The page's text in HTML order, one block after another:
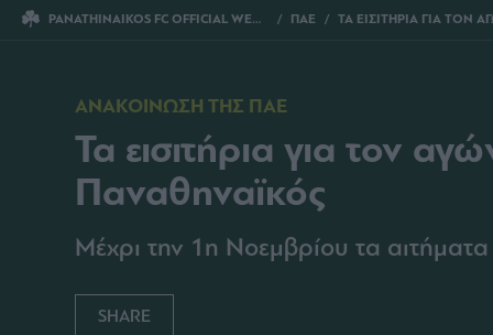
PANATHINAIKOS FC OFFICIAL WEBSITE ΠΑΕ ΤΑ ΕΙΣΙΤΗΡΙΑ ΓΙΑ ΤΟΝ ΑΓΩΝΑ ΤΖΟΥΡΓΚΑΡΝΤΕΝ –
ΑΝΑΚΟΙΝΩΣΗ ΤΗΣ ΠΑΕ
Τα εισιτήρια για τον
Παναθηναϊκός
Μέχρι την 1η Νοεμβρίου τα αιτήματα
SHARE